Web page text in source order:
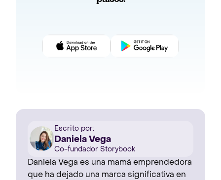
Escrito por:
Daniela Vega
Co-fundador Storybook
Daniela Vega es una mamá emprendedora
que ha dejado una marca significativa en